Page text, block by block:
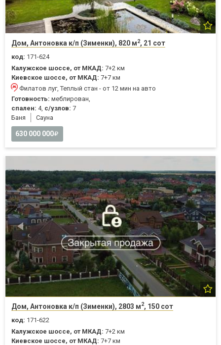
Дом, Антоновка к/п (Зименки), 820 м2, 21 сот
код: 171-624
Калужское шоссе, от МКАД: 7+2 км
Киевское шоссе, от МКАД: 7+7 км
Филатов луг, Теплый стан - от 12 мин на авто
Готовность: меблирован,
спален: 4, с/узлов: 7
Баня
Cауна
630 000 000
Дом, Антоновка к/п (Зименки), 2803 м2, 150 сот
код: 171-622
Калужское шоссе, от МКАД: 7+2 км
Киевское шоссе, от МКАД: 7+7 км